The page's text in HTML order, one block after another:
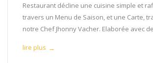
Restaurant décline une cuisine simple et
travers un Menu de Saison, et une Carte,
notre Chef Jhonny Vacher. Elaborée avec
lire plus →